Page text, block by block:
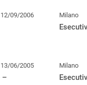
12/09/2006 Milano
13/06/2005
–
Milano